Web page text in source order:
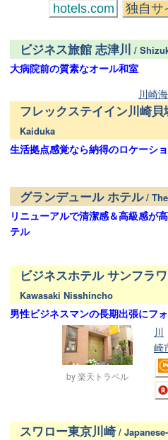
hotels.com
独自サ
ビジネス旅館 志津川 /
大病院前の質素なオール和室
川崎
フレックステイイン川崎貝
Kaiduka
生活拠点感覚なら納得のロケーシ
グランデュール ホテル/
リニューアルで清潔感＆高級感が
テル
ビジネスホテル サンフラ
Kawasaki Nisshincho
男性ビジネスマンの長期出張にフ
by 楽天トラベル
川
崎
スワロー東京川崎/